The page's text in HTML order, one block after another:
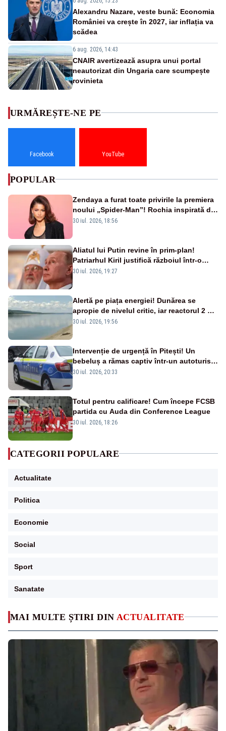
Alexandru Nazare, veste bună: Economia
României va crește în 2027, iar inflația va
scădea
6 aug. 2026, 14:43
CNAIR avertizează asupra unui portal
neautorizat din Ungaria care scumpește
rovinieta
MAI MULTE ȘTIRI DIN ACTUALITATE
URMĂREȘTE-NE PE
Facebook YouTube
POPULAR
Zendaya a furat toate privirile la premiera
noului „Spider-Man”! Rochia inspirată de
pânza de păianjen a făcut senzație
30 iul. 2026, 18:56
Aliatul lui Putin revine în prim-plan!
Patriarhul Kiril justifică războiul într-o
nouă carte
30 iul. 2026, 19:27
Alertă pe piața energiei! Dunărea se
apropie de nivelul critic, iar reactorul 2 de
la Cernavodă ar putea fi oprit
30 iul. 2026, 19:56
Intervenție de urgență în Pitești! Un
bebeluș a rămas captiv într-un autoturism
din cauza unei defecțiuni
30 iul. 2026, 20:33
Totul pentru calificare! Cum începe FCSB
partida cu Auda din Conference League
30 iul. 2026, 18:26
CATEGORII POPULARE
Actualitate
Politica
Economie
Social
Sport
Sanatate